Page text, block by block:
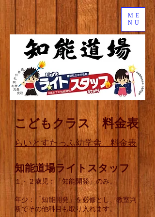
ME
NU
こどもクラス 料金表
らいとすたっふ幼学舎 料金表
​知能道場ライトスタッフ
​１・２歳児：「知能開発」のみ。
​年少：「知能開発」を必修とし、教室判
断でその他科目も取り入れます。